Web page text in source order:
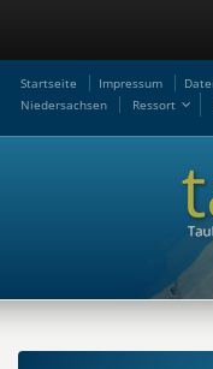
Startseite Impressum
Niedersachsen
Ressort